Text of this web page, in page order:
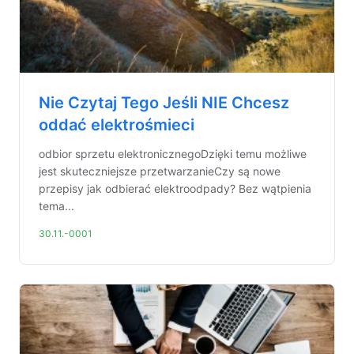
Nie Czytaj Tego Jeśli NIE Chcesz
oddać elektrośmieci
odbior sprzetu elektronicznegoDzięki temu możliwe
jest skuteczniejsze przetwarzanieCzy są nowe
przepisy jak odbierać elektroodpady? Bez wątpienia
tema...
30.11.-0001